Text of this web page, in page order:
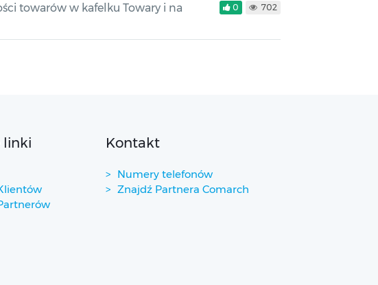
towarów w kafelku Towary i na
0 702
linki Kontakt
Numery telefonów
Znajdź Partnera Comarch